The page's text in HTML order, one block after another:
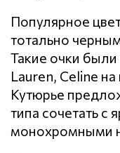
Популярное
тотально
Такие очки
Lauren, Celine
Кутюрье
типа сочетать с
монохромными